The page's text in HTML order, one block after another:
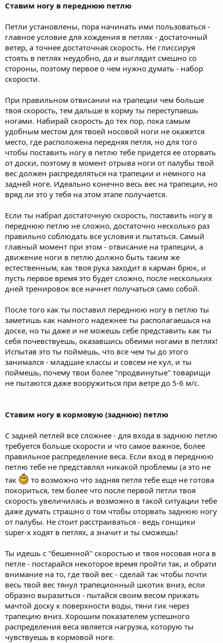
Ставим ногу в переднюю петлю
Петли установлены, пора начинать ими пользоваться -
главное условие для хождения в петлях - достаточный
ветер, а точнее достаточная скорость. Не глиссируя
стоять в петлях неудобно, да и выглядит смешно со
стороны, поэтому первое о чем нужно думать - набор
скорости.
При правильном отвисании на трапеции чем больше
твоя скорость, тем дальше в корму ты переступаешь
ногами. Набирай скорость до тех пор, пока самым
удобным местом для твоей носовой ноги не окажется
место, где расположена передняя петля, но для того
чтобы поставить ногу в петлю тебе придется ее оторвать
от доски, поэтому в момент отрыва ноги от палубы твой
вес должен распределяться на трапеции и немного на
задней ноге. Идеально конечно весь вес на трапеции, но
вряд ли это у тебя на этом этапе получается.
Если ты набрал достаточную скорость, поставить ногу в
переднюю петлю не сложно, достаточно несколько раз
правильно соблюдать все условия и пытаться. Самый
главный момент при этом - отвисание на трапеции, а
движение ноги в петлю должно быть таким же
естественным, как твоя рука заходит в карман брюк, и
пусть первое время это будет сложно, после нескольких
дней тренировок все начнет получаться само собой.
После того как ты поставил переднюю ногу в петлю ты
заметишь как намного надежнее ты располагаешься на
доске, но ты даже и не можешь себе представить как ты
себя почевствуешь, оказавшись обеими ногами в петлях!
Испытав это ты поймешь, что все чем ты до этого
занимался - младшие классы и совсем не кул, и ты
поймешь, почему твои более "продвинутые" товарищи
не пытаются даже вооружиться при ветре до 5-6 м/с.
Ставим ногу в кормовую (заднюю) петлю
С задней петлей все сложнее - для входа в заднюю петлю
требуется больше скорости и что самое важное, более
правильное распределение веса. Если вход в переднюю
петлю тебе не представлял никакой проблемы (а это не
так
то возможно что задняя петля тебе еще не готова
покориться, тем более что после первой петли твоя
скорость увеличилась и возможно в такой ситуации тебе
даже думать страшно о том чтобы оторвать заднюю ногу
от палубы. Не стоит расстраиваться - ведь гонщики
super-x ходят в петлях, а значит и ты сможешь!
Ты идешь с "бешенной" скоростью и твоя носовая нога в
петле - постарайся некоторое время пройти так, и обрати
внимание на то, где твой вес - сделай так чтобы почти
весь твой вес тянул трапеционный шкотик вниз, если
образно выразиться - пытайся своим весом прижать
мачтой доску к поверхности воды, тяни гик через
трапецию вниз. Хорошим показателем успешного
распределения веса является нагрузка, которую ты
чувствуешь в кормовой ноге.